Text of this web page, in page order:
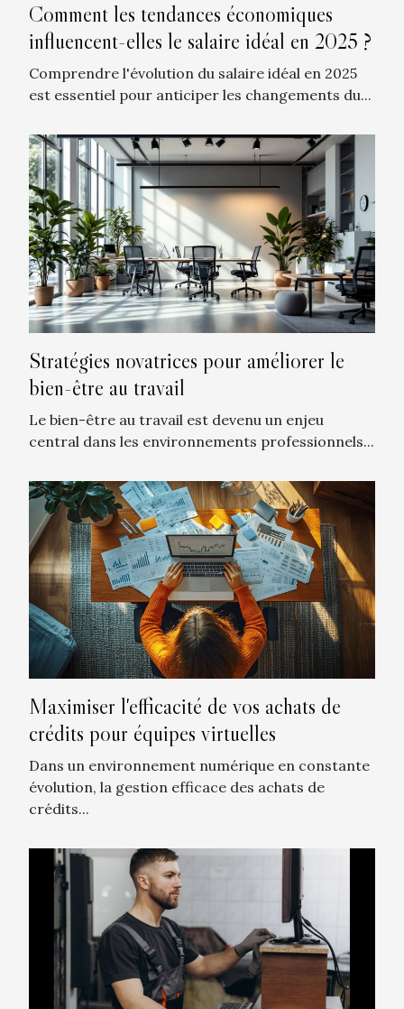
Comment les tendances économiques
influencent-elles le salaire idéal en 2025 ?
Comprendre l'évolution du salaire idéal en 2025
est essentiel pour anticiper les changements du...
Stratégies novatrices pour améliorer le
bien-être au travail
Le bien-être au travail est devenu un enjeu
central dans les environnements professionnels...
Maximiser l'efficacité de vos achats de
crédits pour équipes virtuelles
Dans un environnement numérique en constante
évolution, la gestion efficace des achats de
crédits...